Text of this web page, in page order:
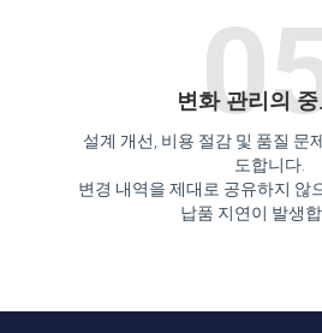
변화 관리의 중
설계 개선, 비용 절감 및 품질 문
도합니다.
변경 내역을 제대로 공유하지 않
납품 지연이 발생